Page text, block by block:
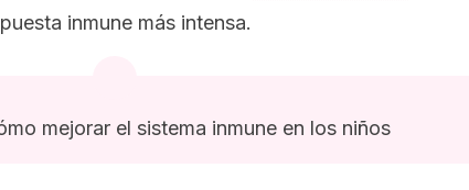
inmune más intensa.
mejorar el sistema inmune en los niños